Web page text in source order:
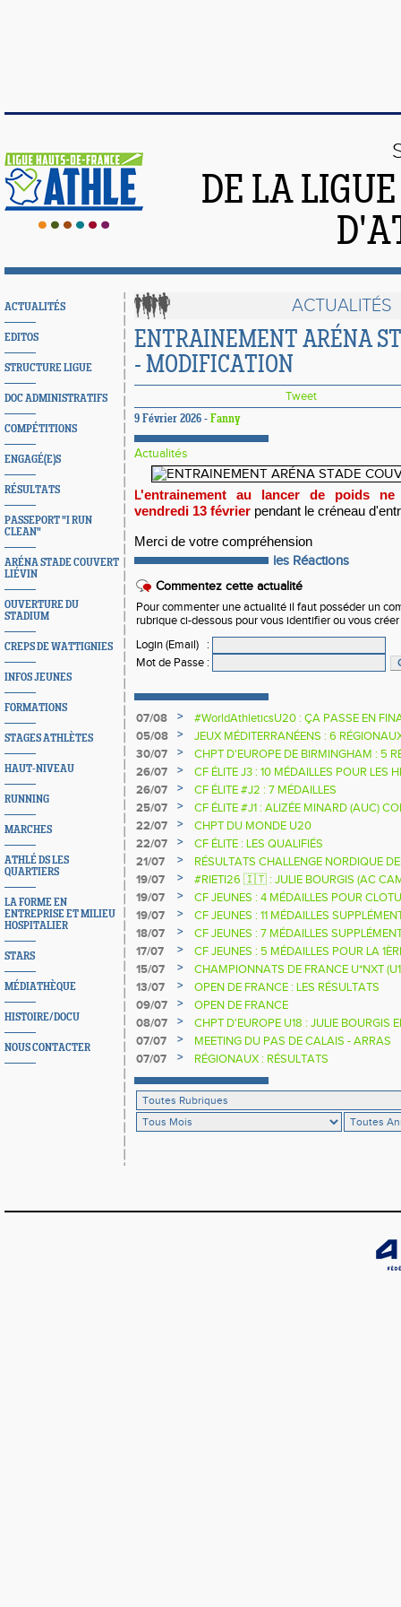
DE LA
ACTUALITÉS
EDITOS
STRUCTURE LIGUE
DOC ADMINISTRATIFS
COMPÉTITIONS
ENGAGÉ(E)S
RÉSULTATS
PASSEPORT "I RUN
CLEAN"
ARÉNA STADE COUVERT
LIÉVIN
OUVERTURE DU
STADIUM
CREPS DE WATTIGNIES
INFOS JEUNES
FORMATIONS
STAGES ATHLÈTES
HAUT-NIVEAU
RUNNING
MARCHES
ATHLÉ DS LES
QUARTIERS
LA FORME EN
ENTREPRISE ET MILIEU
HOSPITALIER
STARS
MÉDIATHÈQUE
HISTOIRE/DOCU
NOUS CONTACTER
ACTUALITÉS
ENTRAINEMENT ARÉNA
- MODIFICATION
Tweet
9 Février 2026 - Fanny
Actualités
L'entrainement au lancer de poids
vendredi 13 février pendant le créneau
Merci de votre compréhension
les Réactions
Commentez cette actualité
Pour commenter une actualité il faut posséder un
rubrique ci-dessous pour vous identifier ou vous
Login (Email)
:
Mot de Passe :
07/08 >
#WorldAthleticsU20 : ÇA PASSE EN
SAUTEURS
05/08 >
JEUX MÉDITERRANÉENS : 6
30/07
>
CHPT D'EUROPE DE BIRMINGHAM : 5
26/07
>
CF ÉLITE J3 : 10 MÉDAILLES POUR LES
26/07
>
CF ÉLITE #J2 : 7 MÉDAILLES
25/07
>
CF ÉLITE #J1 : ALIZÉE MINARD (AUC)
NATIONALE
22/07 >
CHPT DU MONDE U20
22/07
>
CF ÉLITE : LES QUALIFIÉS
21/07
>
RÉSULTATS CHALLENGE NORDIQUE
2025 2026
19/07 >
#RIETI26 🇮🇹 : JULIE BOURGIS (AC
D'EUROPE U18 DE LA PERCHE
19/07 >
CF JEUNES : 4 MÉDAILLES POUR
19/07
>
CF JEUNES : 11 MÉDAILLES
18/07
>
CF JEUNES : 7 MÉDAILLES
17/07
>
CF JEUNES : 5 MÉDAILLES POUR LA
15/07
>
CHAMPIONNATS DE FRANCE U*NXT
13/07
>
OPEN DE FRANCE : LES RÉSULTATS
09/07
>
OPEN DE FRANCE
08/07
>
CHPT D'EUROPE U18 : JULIE BOURGIS
07/07
>
MEETING DU PAS DE CALAIS - ARRAS
07/07
> RÉGIONAUX : RÉSULTATS